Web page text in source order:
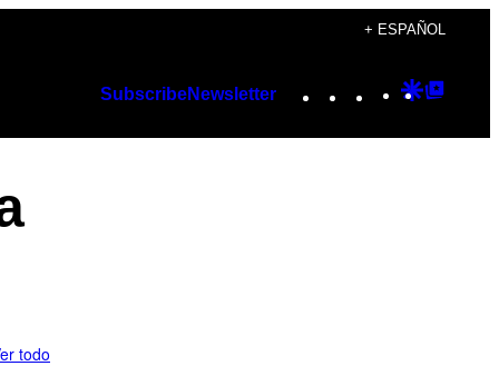
+ ESPAÑOL
SubscribeNewsletter Instagram
TikTok
YouTube
Google
todo